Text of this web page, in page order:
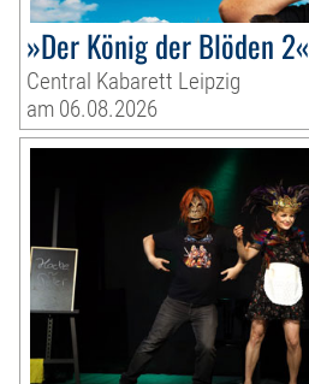
»Der König der Blöden 2«
Central Kabarett Leipzig
am 06.08.2026